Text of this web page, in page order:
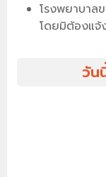
โรงพยาบาล
โดยมิต้องแจ้
วัน